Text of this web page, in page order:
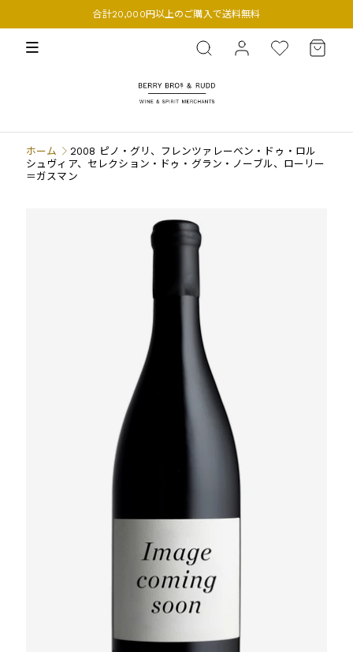
合計20,000円以上のご購入で送料無料
BERRY BROS. & RUDD
ホーム
2008 ピノ・グリ、フレンツァレーベン・ドゥ・ロル
シュヴィア、セレクション・ドゥ・グラン・ノーブル、ローリー
＝ガスマン